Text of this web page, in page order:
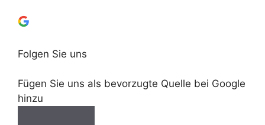
Folgen Sie uns
Fügen Sie uns als bevorzugte Quelle bei Google
hinzu